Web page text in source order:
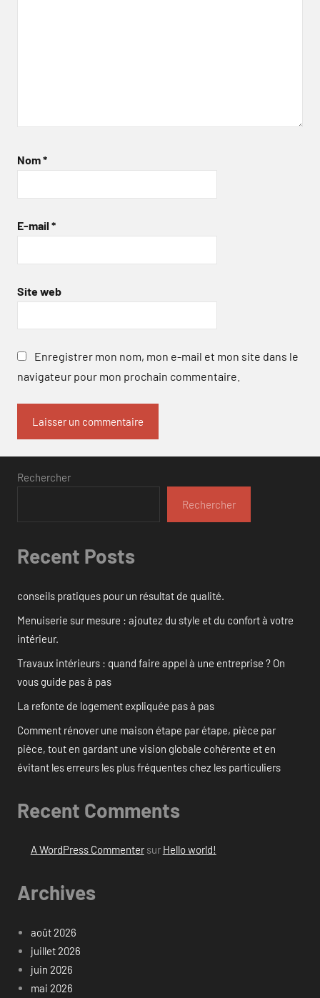
Nom*
E-mail *
Site web
Enregistrer mon nom, mon e-mail et mon site dans le
navigateur pour mon prochain commentaire.
Rechercher
Rechercher
Recent Posts
conseils pratiques pour un résultat de qualité.
Menuiserie sur mesure : ajoutez du style et du confort à votre
intérieur.
Travaux intérieurs : quand faire appel à une entreprise ? On
vous guide pas à pas
La refonte de logement expliquée pas à pas
Comment rénover une maison étape par étape, pièce par
pièce, tout en gardant une vision globale cohérente et en
évitant les erreurs les plus fréquentes chez les particuliers
Recent Comments
A WordPress Commentersur Hello world!
Archives
août 2026
juillet 2026
juin 2026
mai 2026